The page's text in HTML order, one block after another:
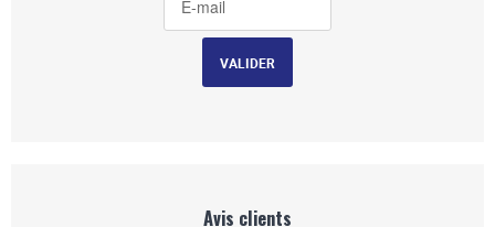
Avis clients